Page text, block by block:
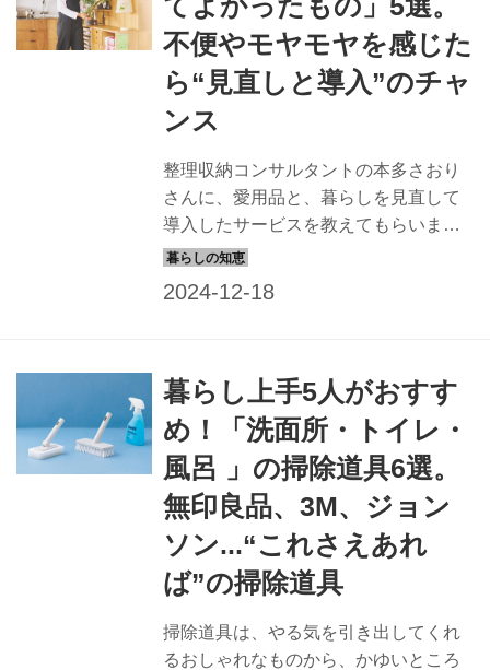
不便やモヤモヤを感じた
ら“見直しと導入”のチャ
ンス
整理収納コンサルタントの本多さおり
さんに、愛用品と、暮らしを見直して
導入したサービスを教えてもらいまし
た。新年に合わせて、家電や生活雑
暮らし上手5人がおすす
め！「洗面所・トイレ・
風呂 」の掃除道具6選。
無印良品、3M、ジョン
ソン...“これさえあれ
ば”の掃除道具
掃除道具は、やる気を引き出してくれ
るおしゃれなものから、かゆいところ